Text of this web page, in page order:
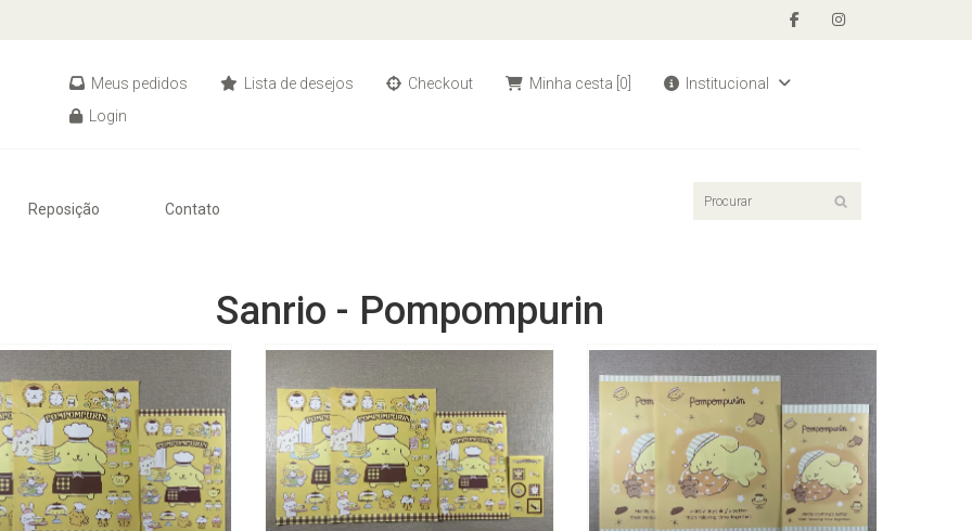
Meus pedidos Lista de desejos Checkout Minha cesta [0]
Institucional
Login
Reposição Contato
Sanrio - Pompompurin